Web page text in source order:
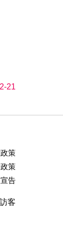
21
策
策
告
客